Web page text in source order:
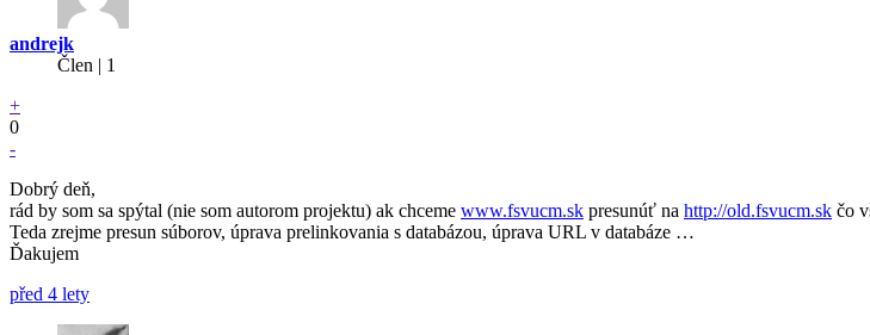
andrejk
Člen | 1
+
0
-
Dobrý deň,
rád by som sa spýtal (nie som autorom projektu) ak chceme www.fsvucm.sk presunúť na http://old.fsvucm.sk čo
Teda zrejme presun súborov, úprava prelinkovania s databázou, úprava URL v databáze …
Ďakujem
před 4 lety